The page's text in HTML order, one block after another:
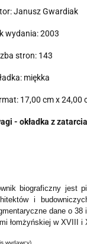
Janusz Gwardiak
wydania: 2003
stron: 143
miękka
17,00 cm x 24,00
- okładka z
biograficzny jest
i
dane o 38
łomżyńskiej w XVIII i
wydawcy)